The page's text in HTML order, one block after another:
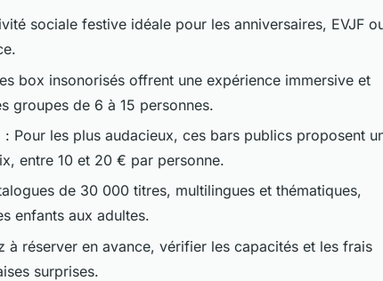
sociale festive idéale pour les anniversaires, EVJF
box insonorisés offrent une expérience immersive et
groupes de 6 à 15 personnes.
: Pour les plus audacieux, ces bars publics proposent
entre 10 et 20 € par personne.
de 30 000 titres, multilingues et thématiques,
enfants aux adultes.
à réserver en avance, vérifier les capacités et les frais
surprises.